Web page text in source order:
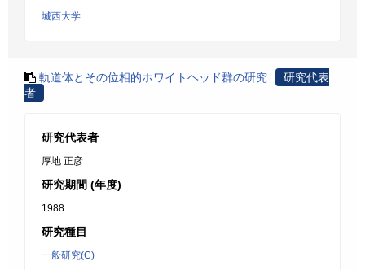
城西大学
軌道体とその位相的ホワイトヘッド群の研究
研究代表
者
研究代表者
厚地 正彦
研究期間 (年度)
1988
研究種目
一般研究(C)